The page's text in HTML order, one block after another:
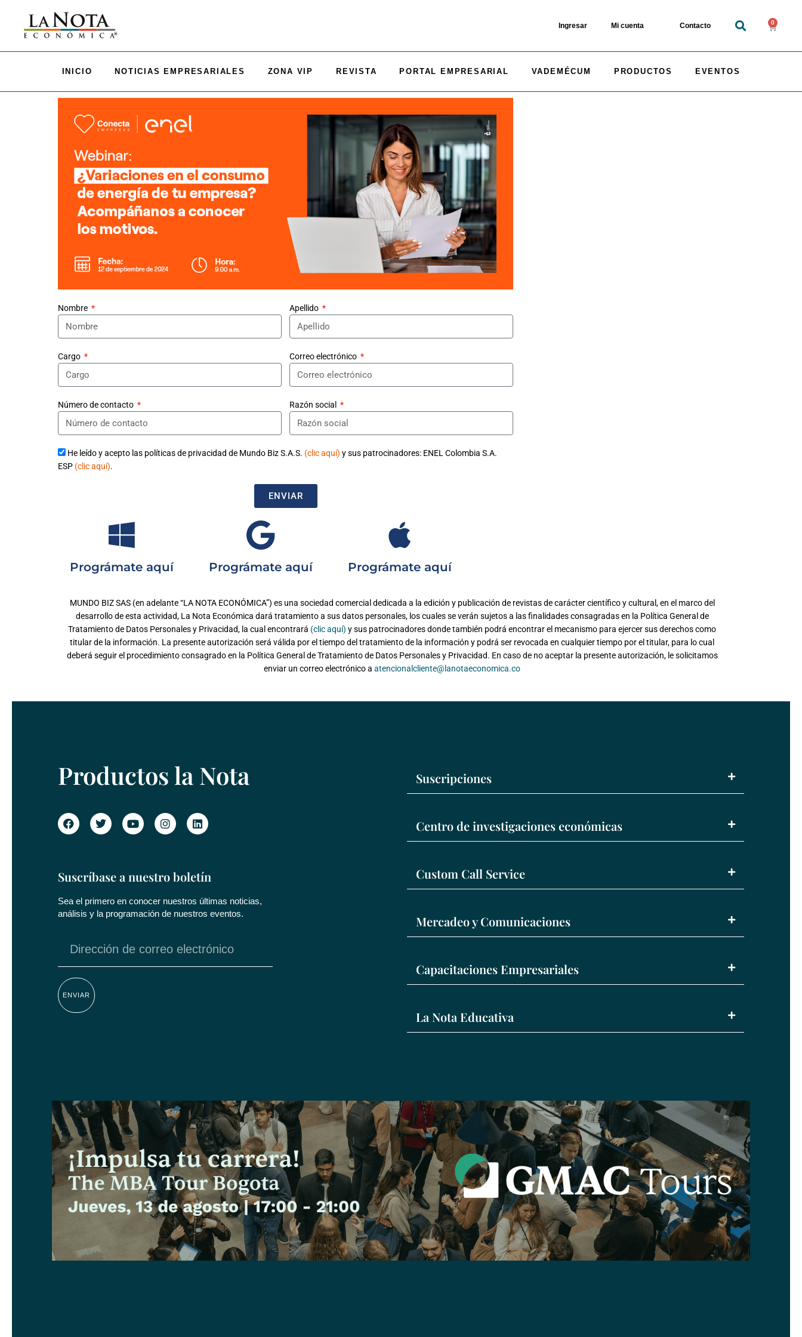
Ingresar Mi cuenta Contacto 0
INICIO NOTICIAS EMPRESARIALES ZONA VIP REVISTA PORTAL EMPRESARIAL VADEMÉCUM PRODUCTOS EVENTOS
Nombre Apellido
Cargo Correo electrónico
Número de contacto Razón social
He leído y acepto las políticas de privacidad de Mundo Biz S.A.S. (clic aquí) y sus patrocinadores: ENEL Colombia S.A.
ESP (clic aquí).
ENVIAR
Prográmate aquí Prográmate aquí Prográmate aquí
MUNDO BIZ SAS (en adelante “LA NOTA ECONÓMICA”) es una sociedad comercial dedicada a la edición y publicación de revistas de carácter científico y cultural, en el marco del
desarrollo de esta actividad, La Nota Económica dará tratamiento a sus datos personales, los cuales se verán sujetos a las finalidades consagradas en la Política General de
Tratamiento de Datos Personales y Privacidad, la cual encontrará (clic aquí) y sus patrocinadores donde también podrá encontrar el mecanismo para ejercer sus derechos como
titular de la información. La presente autorización será válida por el tiempo del tratamiento de la información y podrá ser revocada en cualquier tiempo por el titular, para lo cual
deberá seguir el procedimiento consagrado en la Política General de Tratamiento de Datos Personales y Privacidad. En caso de no aceptar la presente autorización, le solicitamos
enviar un correo electrónico a atencionalcliente@lanotaeconomica.co
Productos la Nota
Suscríbase a nuestro boletín
Sea el primero en conocer nuestros últimas noticias,
análisis y la programación de nuestros eventos.
ENVIAR
Suscripciones
Centro de investigaciones económicas
Custom Call Service
Mercadeo y Comunicaciones
Capacitaciones Empresariales
La Nota Educativa